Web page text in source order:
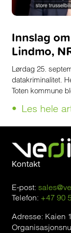
Innslag
Lindmo,
Lørdag 25.
datakriminalitet.
Toten kommune
Les hele
Kontakt
E-post:
Telefon: +47 90
Adresse: Kaien